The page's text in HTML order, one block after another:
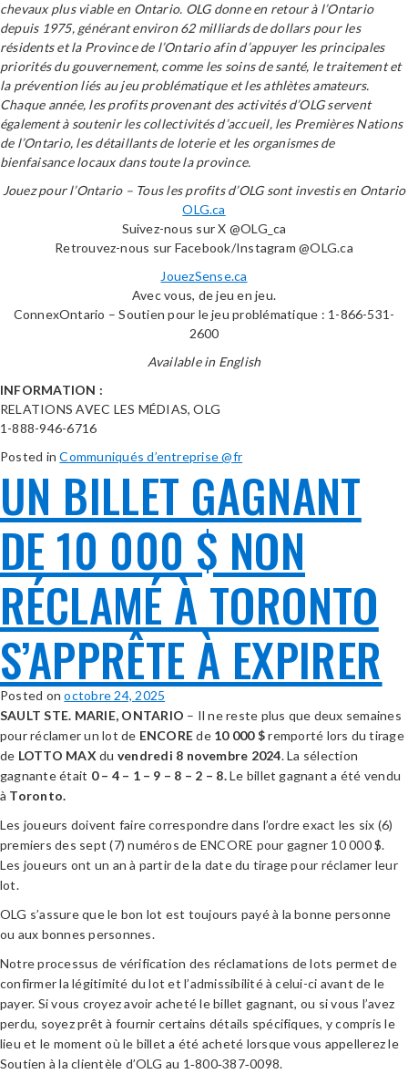
chevaux plus viable en Ontario. OLG donne en retour à l’Ontario
depuis 1975, générant environ 62 milliards de dollars pour les
résidents et la Province de l’Ontario afin d’appuyer les principales
priorités du gouvernement, comme les soins de santé, le traitement et
la prévention liés au jeu problématique et les athlètes amateurs.
Chaque année, les profits provenant des activités d’OLG servent
également à soutenir les collectivités d’accueil, les Premières Nations
de l’Ontario, les détaillants de loterie et les organismes de
bienfaisance locaux dans toute la province.
Jouez pour l’Ontario – Tous les profits d’OLG sont investis en Ontario
OLG.ca
Suivez-nous sur X @OLG_ca
Retrouvez-nous sur Facebook/Instagram @OLG.ca
JouezSense.ca
Avec vous, de jeu en jeu.
ConnexOntario – Soutien pour le jeu problématique : 1-866-531-
2600
Available in English
INFORMATION :
RELATIONS AVEC LES MÉDIAS, OLG
1-888-946-6716
Posted inCommuniqués d’entreprise @fr
UN BILLET GAGNANT
DE 10 000 $ NON
RÉCLAMÉ À TORONTO
S’APPRÊTE À EXPIRER
Posted onoctobre 24, 2025
SAULT STE. MARIE, ONTARIO – Il ne reste plus que deux semaines
pour réclamer un lot de ENCOREde 10 000$remporté lors du tirage
de LOTTO MAXdu vendredi 8 novembre 2024. La sélection
gagnante était 0 – 4 – 1 – 9 – 8 – 2 – 8.Le billet gagnant a été vendu
à Toronto.
Les joueurs doivent faire correspondre dans l’ordre exact les six (6)
premiers des sept (7) numéros de ENCORE pour gagner 10 000 $.
Les joueurs ont un an à partir de la date du tirage pour réclamer leur
lot.
OLG s’assure que le bon lot est toujours payé à la bonne personne
ou aux bonnes personnes.
Notre processus de vérification des réclamations de lots permet de
confirmer la légitimité du lot et l’admissibilité à celui-ci avant de le
payer. Si vous croyez avoir acheté le billet gagnant, ou si vous l’avez
perdu, soyez prêt à fournir certains détails spécifiques, y compris le
lieu et le moment où le billet a été acheté lorsque vous appellerez le
Soutien à la clientèle d’OLG au 1‑800‑387‑0098.